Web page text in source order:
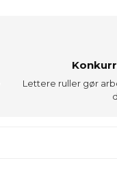
Lettere ruller gør